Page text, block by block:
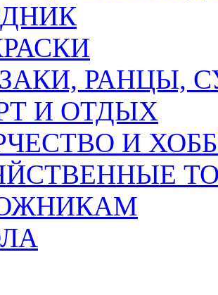
РАНЦЫ,
И ОТДЫХ
И